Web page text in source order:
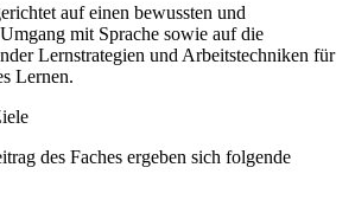
auf einen bewussten und
mit Sprache sowie auf die
Lernstrategien und Arbeitstechniken für
Lernen.
des Faches ergeben sich folgende